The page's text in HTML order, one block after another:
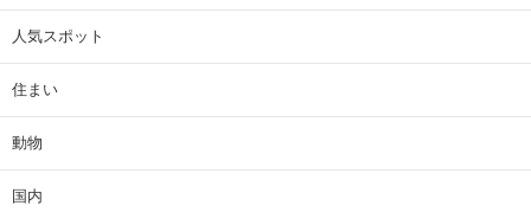
人気スポット
住まい
動物
国内